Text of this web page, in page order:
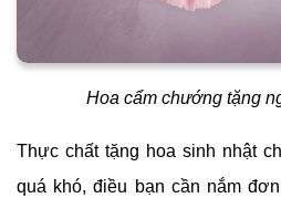
Hoa cẩm chướng tặng
Thực chất tặng hoa sinh nhật
quá khó, điều bạn cần nắm